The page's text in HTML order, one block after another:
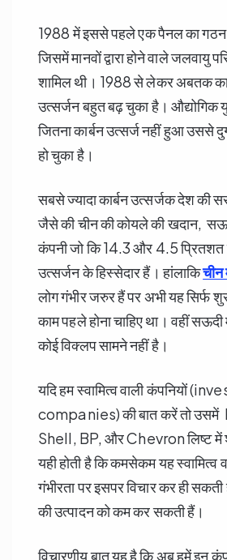
1988 में इससे पहले एक पैनल का गठन
जिसमें मानवों द्वारा होने वाले जलवायु
शामिल थी। 1988 से लेकर अबतक
उत्सर्जन बहुत बढ़ चुका है। औद्योगिक
जितना कार्बन उत्सर्ज नहीं हुआ उससे
हो चुका है।
सबसे ज्यादा कार्बन उत्सर्जक देश की
जैसे की चीन की कोयले की खदान,
कंपनी जो कि 14.3 और 4.5 प्रितशत
उत्सर्जन के हिस्सेदार हैं। हांलाकि
लोग गंभीर जरुर हैं पर अभी यह सिर्फ
काम पहले होना चाहिए था। वहीं
कोई विक्लप सामने नहीं है।
यदि हम स्वामित्व वाली कंपनियों
companies) की बात करें तो
Shell, BP, और Chevron लिष्ट में
यही होती है कि कमसेकम यह स्वामित्व
गंभीरता पर इसपर विचार कर ही
की उत्पादन को कम कर सकती हैं।
विचारणीय बात यह है कि अब हमें इन